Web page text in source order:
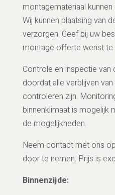
montagemateriaal
Wij kunnen plaatsing van
verzorgen. Geef bij uw
montage offerte wenst te
Controle en inspectie
doordat alle verblijven
controleren zijn.
binnenklimaat is mogelijk
de mogelijkheden.
Neem contact met ons
door te nemen. Prijs is
Binnenzijde: